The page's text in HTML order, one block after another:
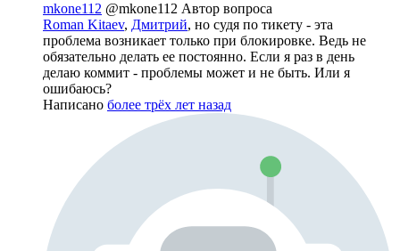
mkone112 @mkone112 Автор вопроса
Roman Kitaev, Дмитрий, но судя по тикету - эта
проблема возникает только при блокировке. Ведь не
обязательно делать ее постоянно. Если я раз в день
делаю коммит - проблемы может и не быть. Или я
ошибаюсь?
Написано более трёх лет назад